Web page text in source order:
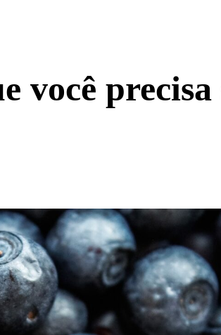
você precisa